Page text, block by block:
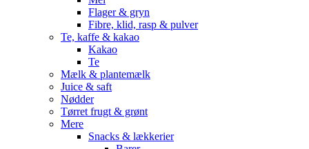
Flager & gryn
Fibre, klid, rasp & pulver
Te, kaffe & kakao
Kakao
Te
Mælk & plantemælk
Juice & saft
Nødder
Tørret frugt & grønt
Mere
Snacks & lækkerier